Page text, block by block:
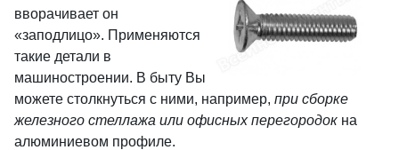
вворачивает он
«заподлицо». Применяются
такие детали в
машиностроении. В быту Вы
можете столкнуться с ними, например, при сборке
железного стеллажа или офисных перегородок на
алюминиевом профиле.